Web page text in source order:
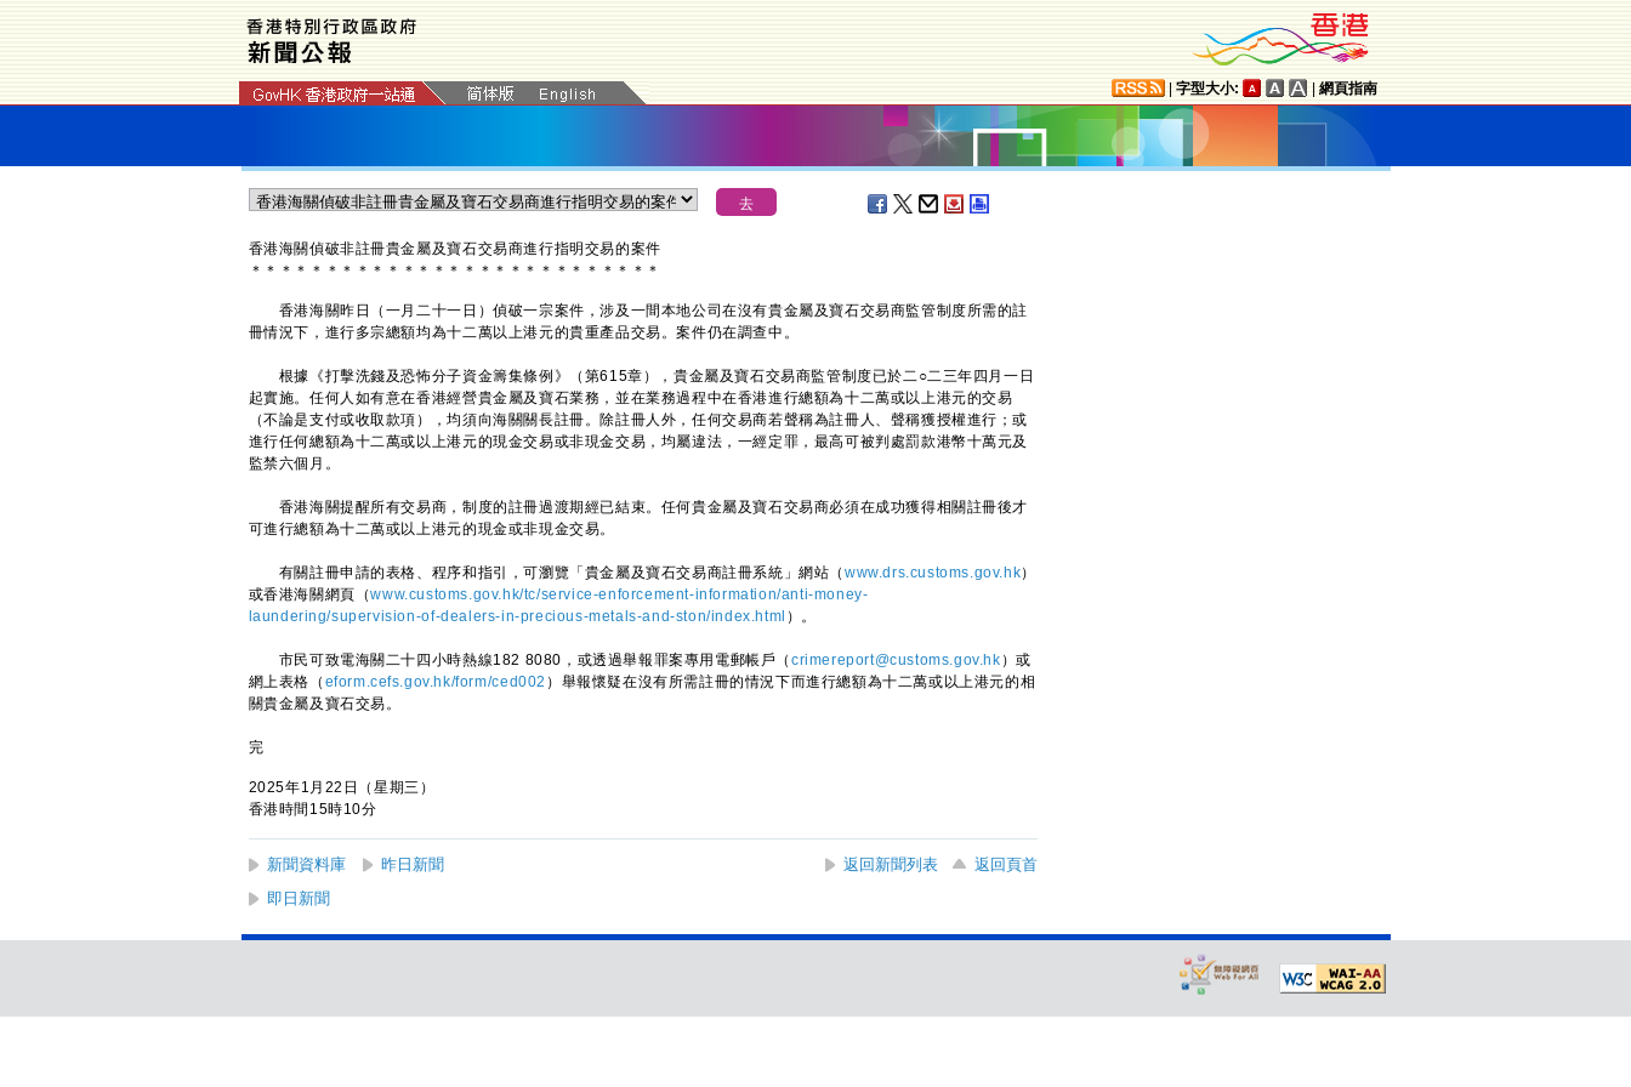
字型大小: 網頁指南
​香港海關偵破非註冊貴金屬及寶石交易商進行指明交易的案件
＊ ＊ ＊ ＊ ＊ ＊ ＊ ＊ ＊ ＊ ＊ ＊ ＊ ＊ ＊ ＊ ＊ ＊ ＊ ＊ ＊ ＊ ＊ ＊ ＊ ＊ ＊
香港海關昨日（一月二十一日）偵破一宗案件，涉及一間本地公司在沒有貴金屬及寶石交易商監管制度所需的註
冊情況下，進行多宗總額均為十二萬以上港元的貴重產品交易。案件仍在調查中。
根據《打擊洗錢及恐怖分子資金籌集條例》（第615章），貴金屬及寶石交易商監管制度已於二○二三年四月一日
起實施。任何人如有意在香港經營貴金屬及寶石業務，並在業務過程中在香港進行總額為十二萬或以上港元的交易
（不論是支付或收取款項），均須向海關關長註冊。除註冊人外，任何交易商若聲稱為註冊人、聲稱獲授權進行；或
進行任何總額為十二萬或以上港元的現金交易或非現金交易，均屬違法，一經定罪，最高可被判處罰款港幣十萬元及
監禁六個月。
香港海關提醒所有交易商，制度的註冊過渡期經已結束。任何貴金屬及寶石交易商必須在成功獲得相關註冊後才
可進行總額為十二萬或以上港元的現金或非現金交易。
有關註冊申請的表格、程序和指引，可瀏覽「貴金屬及寶石交易商註冊系統」網站（ www.drs.customs.gov.hk）
或香港海關網頁（www.customs.gov.hk/tc/service-enforcement-information/anti-money-
laundering/supervision-of-dealers-in-precious-metals-and-ston/index.html ）。
市民可致電海關二十四小時熱線182 8080，或透過舉報罪案專用電郵帳戶（ crimereport@customs.gov.hk ）或
網上表格（ eform.cefs.gov.hk/form/ced002 ）舉報懷疑在沒有所需註冊的情況下而進行總額為十二萬或以上港元的相
關貴金屬及寶石交易。
完
2025年1月22日（星期三）
香港時間15時10分
新聞資料庫 昨日新聞 返回新聞列表
返回頁首
即日新聞